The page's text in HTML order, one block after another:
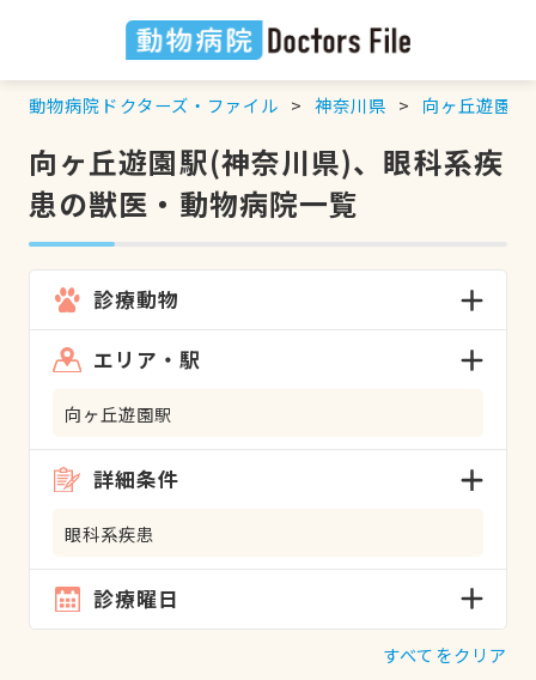
動物病院ドクターズ・ファイル 神奈川県 向ヶ丘遊園駅
向ヶ丘遊園駅(神奈川県)、眼科系疾
患の獣医・動物病院一覧
診療動物
エリア・駅
向ヶ丘遊園駅
詳細条件
眼科系疾患
診療曜日
すべてをクリア